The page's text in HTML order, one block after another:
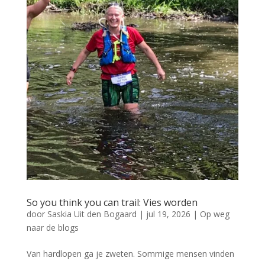
So you think you can trail: Vies worden
door Saskia Uit den Bogaard | jul 19, 2026 | Op weg
naar de blogs
Van hardlopen ga je zweten. Sommige mensen vinden